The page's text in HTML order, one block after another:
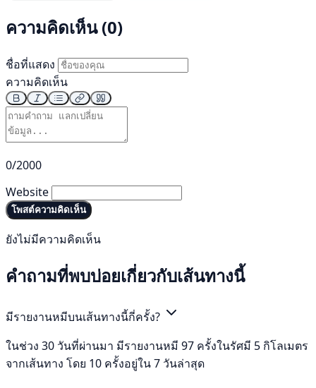
ความคิดเห็น (0)
ชื่อที่แสดง
ความคิดเห็น
0/2000
Website
โพสต์ความคิดเห็น
ยังไม่มีความคิดเห็น
คำถามที่พบบ่อยเกี่ยวกับเส้นทางนี้
มีรายงานหมีบนเส้นทางนี้กี่ครั้ง?
ในช่วง 30 วันที่ผ่านมา มีรายงานหมี 97 ครั้งในรัศมี 5 กิโลเมตร
จากเส้นทาง โดย 10 ครั้งอยู่ใน 7 วันล่าสุด